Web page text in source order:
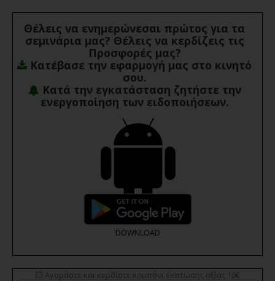
Θέλεις να ενημερώνεσαι πρώτος για τα
σεμινάρια μας? Θέλεις να κερδίζεις τις
Προσφορές μας?
Κατέβασε την εφαρμογή μας στο κινητό
σου.
Κατά την εγκατάσταση ζητήστε την
ενεργοποίηση των ειδοποιήσεων.
DOWNLOAD
💥 Αγοράστε και κερδίστε κουπόνι έκπτωσης αξίας 10€